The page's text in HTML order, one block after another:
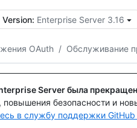
Version: Enterprise Server 3.16
OAuth / Обслуживание
Server была
повышения безопасности и
в службу поддержки GitHub